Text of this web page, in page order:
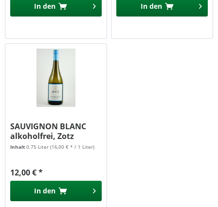
In den In den
SAUVIGNON BLANC
alkoholfrei, Zotz
Inhalt0.75 Liter(16,00 € * / 1 Liter)
12,00 € *
In den